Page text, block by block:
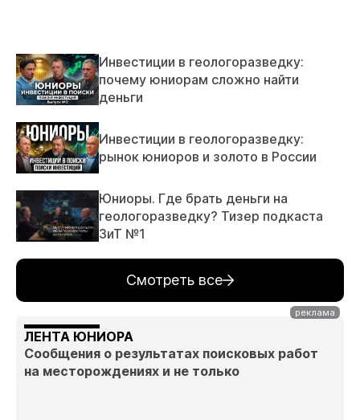
Инвестиции в геологоразведку:
почему юниорам сложно найти
деньги
Инвестиции в геологоразведку:
рынок юниоров и золото в России
Юниоры. Где брать деньги на
геологоразведку? Тизер подкаста
ЗиТ №1
Смотреть все
ЛЕНТА ЮНИОРА
Сообщения о результатах поисковых работ
на месторождениях и не только